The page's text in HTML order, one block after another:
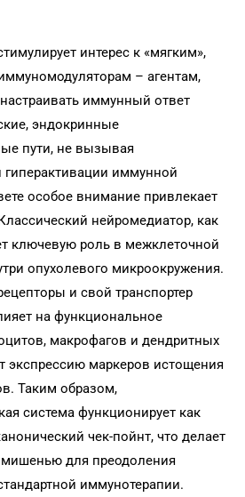
интерес к «мягким»,
– агентам,
иммунный ответ
эндокринные
пути, не вызывая
гиперактивации иммунной
особое внимание привлекает
нейромедиатор, как
ключевую роль в межклеточной
опухолевого микроокружения.
и свой транспортер
на функциональное
макрофагов и дендритных
экспрессию маркеров истощения
Таким образом,
система функционирует как
чек-пойнт, что делает
мишенью для преодоления
иммунотерапии.